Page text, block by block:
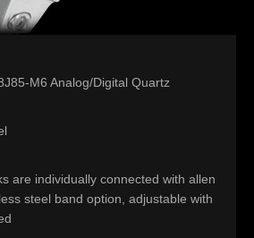
M6 Analog/Digital Quartz
are individually connected with allen
steel band option, adjustable with